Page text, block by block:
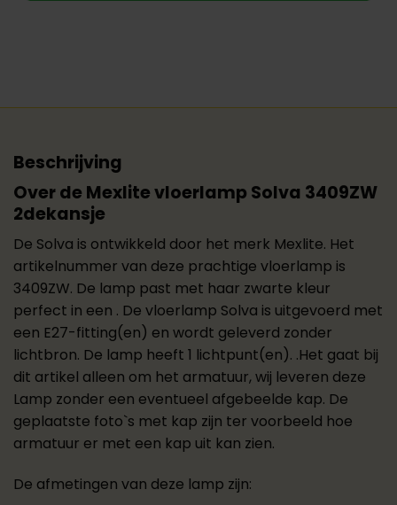
Beschrijving
Over de Mexlite vloerlamp Solva 3409ZW
2dekansje
De Solva is ontwikkeld door het merk Mexlite. Het
artikelnummer van deze prachtige vloerlamp is
3409ZW. De lamp past met haar zwarte kleur
perfect in een . De vloerlamp Solva is uitgevoerd met
een E27-fitting(en) en wordt geleverd zonder
lichtbron. De lamp heeft 1 lichtpunt(en). .Het gaat bij
dit artikel alleen om het armatuur, wij leveren deze
Lamp zonder een eventueel afgebeelde kap. De
geplaatste foto`s met kap zijn ter voorbeeld hoe
armatuur er met een kap uit kan zien.
De afmetingen van deze lamp zijn: